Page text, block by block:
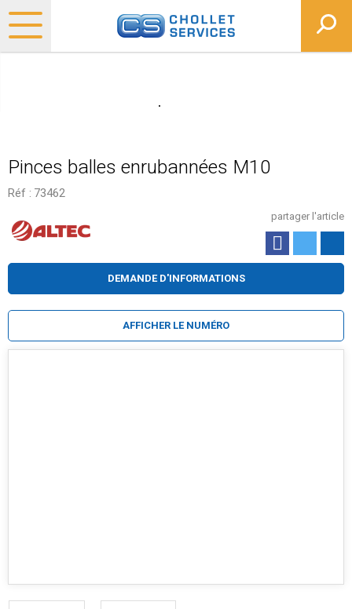
Pinces balles enrubannées M10
Réf : 73462
partager l'article
DEMANDE D'INFORMATIONS
AFFICHER LE NUMÉRO